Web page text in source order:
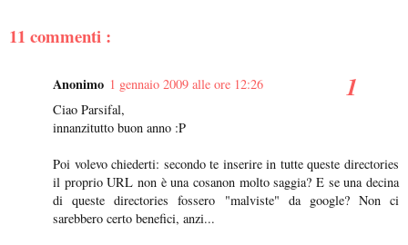
11 commenti :
Anonimo 1 gennaio 2009 alle ore 12:26
Ciao Parsifal,
innanzitutto buon anno :P
Poi volevo chiederti: secondo te inserire in tutte queste directories
il proprio URL non è una cosanon molto saggia? E se una decina
di queste directories fossero "malviste" da google? Non ci
sarebbero certo benefici, anzi...